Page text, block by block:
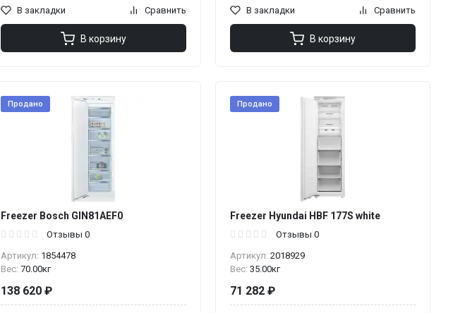
В закладки Сравнить
В корзину
В закладки Сравнить
В корзину
Продано
Freezer Bosch GIN81AEF0
Отзывы 0
Артикул: 1854478
Вес: 70.00кг
138 620 ₽
Продано
Freezer Hyundai HBF 177S white
Отзывы 0
Артикул: 2018929
Вес: 35.00кг
71 282 ₽